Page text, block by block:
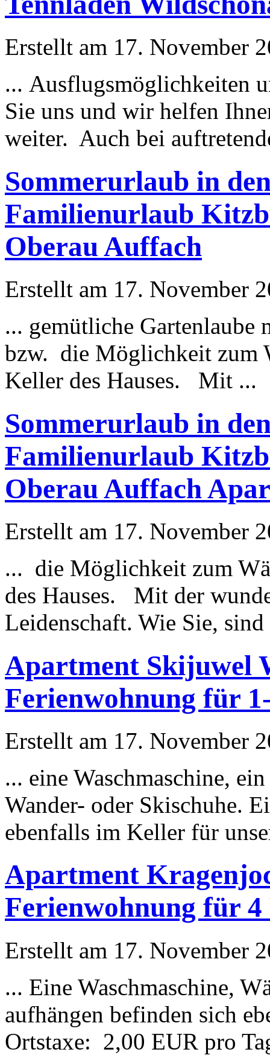
Erstellt am 17. November
... Ausflugsmöglichkeiten
Sie uns und wir helfen
weiter. Auch bei
Sommerurlaub in
Familienurlaub
Oberau Auffach
Erstellt am 17. November
... gemütliche Gartenlaube
bzw. die Möglichkeit zum
Keller des Hauses. Mit ...
Sommerurlaub in
Familienurlaub
Oberau Auffach
Erstellt am 17. November
... die Möglichkeit zum
des Hauses. Mit der
Leidenschaft. Wie Sie, sind
Apartment Skijuwel
Ferienwohnung für
Erstellt am 17. November
... eine Waschmaschine,
Wander- oder Skischuhe.
ebenfalls im Keller für
Apartment
Ferienwohnung für 4
Erstellt am 17. November
... Eine Waschmaschine,
aufhängen befinden sich
Ortstaxe: 2,00 EUR pro